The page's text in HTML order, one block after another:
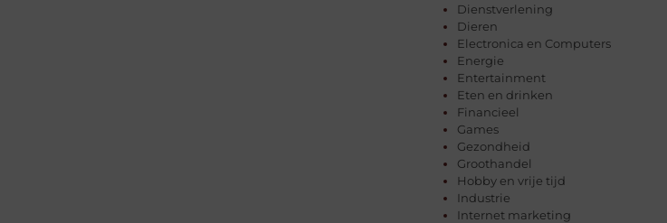
Dienstverlening
Dieren
Electronica en Computers
Energie
Entertainment
Eten en drinken
Financieel
Games
Gezondheid
Groothandel
Hobby en vrije tijd
Industrie
Internet marketing